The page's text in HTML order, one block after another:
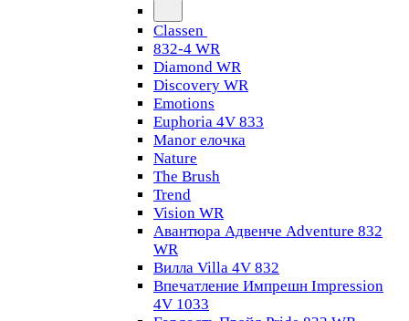
Classen
832-4 WR
Diamond WR
Discovery WR
Emotions
Euphoria 4V 833
Manor елочка
Nature
The Brush
Trend
Vision WR
Авантюра Адвенче Adventure 832
WR
Вилла Villa 4V 832
Впечатление Импрешн Impression
4V 1033